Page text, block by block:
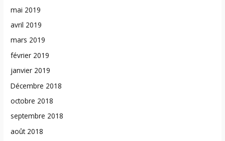
mai 2019
avril 2019
mars 2019
février 2019
janvier 2019
Décembre 2018
octobre 2018
septembre 2018
août 2018